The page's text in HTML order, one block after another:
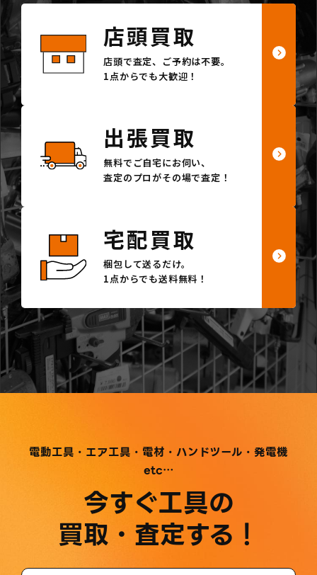
店頭買取
店頭で査定、ご予約は不要。
1点からでも大歓迎！
出張買取
無料でご自宅にお伺い、
査定のプロがその場で査定！
宅配買取
梱包して送るだけ。
1点からでも送料無料！
電動工具・エア工具・電材・ハンドツール・発電機
etc…
今すぐ工具の
買取・査定する！